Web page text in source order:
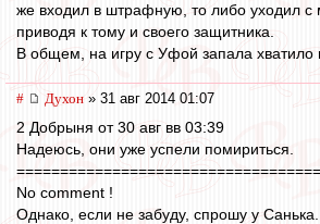
же входил в штрафную, то либо уходил с
приводя к тому и своего защитника.
В общем, на игру с Уфой запала хватило
# Духон » 31 авг 2014 01:07
2 Добрыня от 30 авг вв 03:39
Надеюсь, они уже успели помириться.
No comment !
Однако, если не забуду, спрошу у Санька.